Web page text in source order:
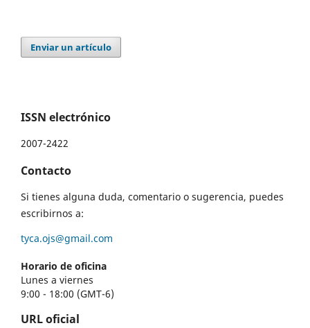
Enviar un artículo
ISSN electrónico
2007-2422
Contacto
Si tienes alguna duda, comentario o sugerencia, puedes
escribirnos a:
tyca.ojs@gmail.com
Horario de oficina
Lunes a viernes
9:00 - 18:00 (GMT-6)
URL oficial